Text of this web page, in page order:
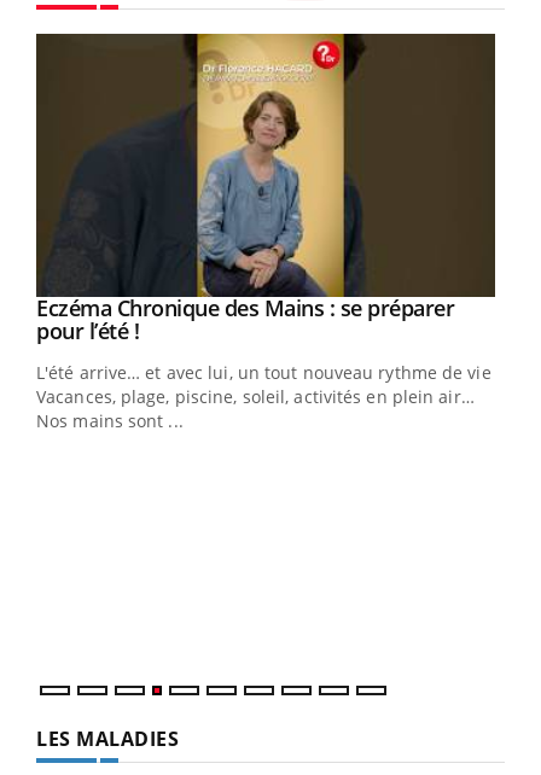
Youtube
Eczéma Chronique des Mains : se préparer
pour l’été !Youtube
L'été arrive… et avec lui, un tout nouveau rythme de vie !
Vacances, plage, piscine, soleil, activités en plein air…
Nos mains sont ...
LES MALADIES